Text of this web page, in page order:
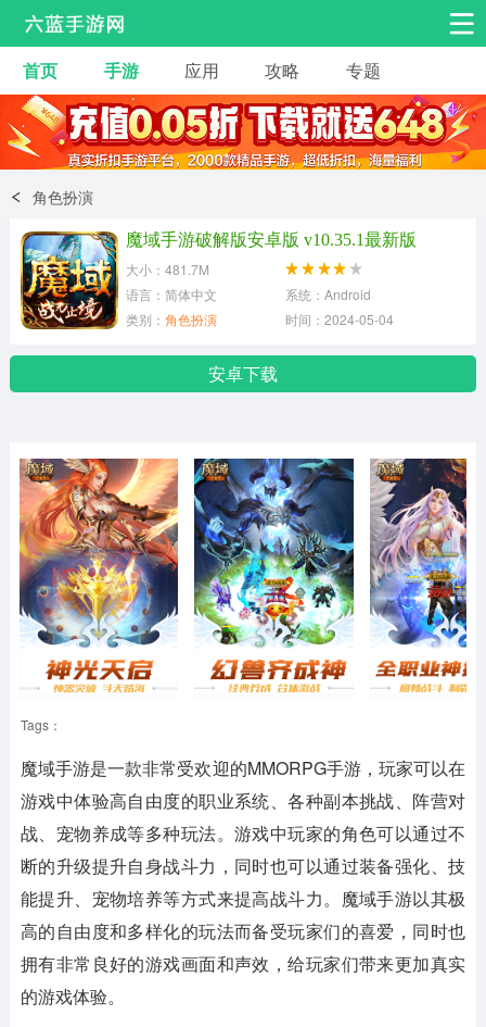
安卓手游 手游工具
热门手游 角色扮演 益智休闲
动作射击
冒险解谜
体育竞技
首页 手游 应用 攻略 专题
角色扮演
魔域手游破解版安卓版 v10.35.1最新版
大小：481.7M
语言：简体中文
系统：Android
类别： 角色扮演 时间：2024-05-04
安卓下载
Tags：
魔域手游是一款非常受欢迎的MMORPG手游，玩家可以在
游戏中体验高自由度的职业系统、各种副本挑战、阵营对
战、宠物养成等多种玩法。游戏中玩家的角色可以通过不
断的升级提升自身战斗力，同时也可以通过装备强化、技
能提升、宠物培养等方式来提高战斗力。魔域手游以其极
高的自由度和多样化的玩法而备受玩家们的喜爱，同时也
拥有非常良好的游戏画面和声效，给玩家们带来更加真实
的游戏体验。